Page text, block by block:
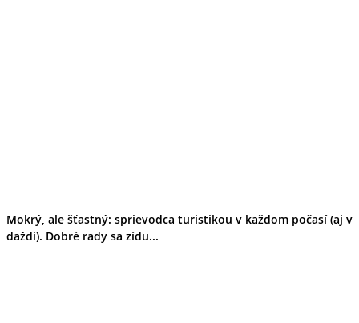
Mokrý, ale šťastný: sprievodca turistikou v každom počasí (aj v
daždi). Dobré rady sa zídu...